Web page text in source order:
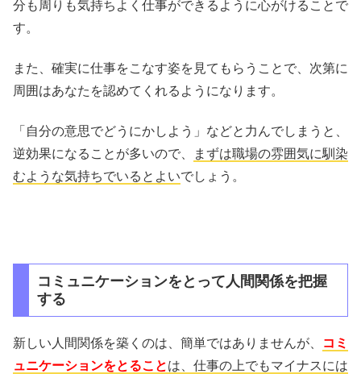
分も周りも気持ちよく仕事ができるように心がけることで
す。
また、確実に仕事をこなす姿を見てもらうことで、次第に
周囲はあなたを認めてくれるようになります。
「自分の意思でどうにかしよう」などと力んでしまうと、
逆効果になることが多いので、
まずは職場の雰囲気に馴染
むような気持ちでいるとよいでしょう。
コミュニケーションをとって人間関係を把握
する
新しい人間関係を築くのは、簡単ではありませんが、
コミ
ュニケーションをとることは、仕事の上でもマイナスには